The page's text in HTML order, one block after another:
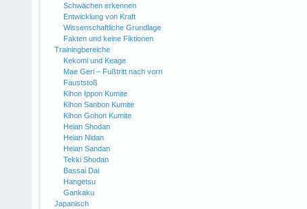
Schwächen erkennen
Entwicklung von Kraft
Wissenschaftliche Grundlage
Fakten und keine Fiktionen
Trainingbereiche
Kekomi und Keage
Mae Geri – Fußtritt nach vorn
Fauststoß
Kihon Ippon Kumite
Kihon Sanbon Kumite
Kihon Gohon Kumite
Heian Shodan
Heian Nidan
Heian Sandan
Tekki Shodan
Bassai Dai
Hangetsu
Gankaku
Japanisch